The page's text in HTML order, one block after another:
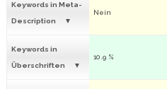
Keywords in Meta-
Description
Nein
Keywords in
Überschriften
10.9 %